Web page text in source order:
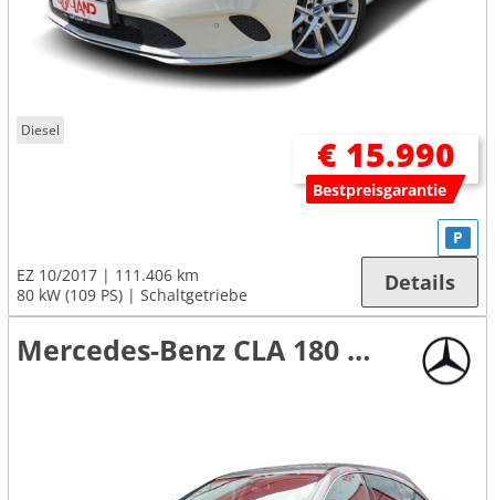
Diesel
€ 15.990
Bestpreisgarantie
EZ 10/2017
111.406 km
80 kW (109 PS)
Schaltgetriebe
P
Details
Mercedes-Benz CLA 180 Shooting Brake